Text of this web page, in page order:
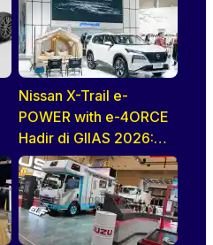
Nissan X-Trail e-
POWER with e-4ORCE
Hadir di GIIAS 2026:
Performa,
Kenyamanan, dan
Teknologi Elektrifikasi
dalam Satu Paket